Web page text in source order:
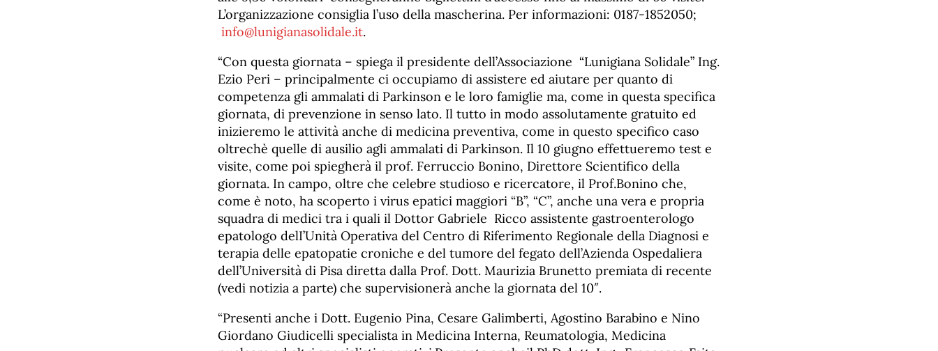
L’organizzazione consiglia l’uso della mascherina. Per informazioni: 0187-1852050;
info@lunigianasolidale.it.
“Con questa giornata – spiega il presidente dell’Associazione “Lunigiana Solidale” Ing.
Ezio Peri – principalmente ci occupiamo di assistere ed aiutare per quanto di
competenza gli ammalati di Parkinson e le loro famiglie ma, come in questa specifica
giornata, di prevenzione in senso lato. Il tutto in modo assolutamente gratuito ed
inizieremo le attività anche di medicina preventiva, come in questo specifico caso
oltrechè quelle di ausilio agli ammalati di Parkinson. Il 10 giugno effettueremo test e
visite, come poi spiegherà il prof. Ferruccio Bonino, Direttore Scientifico della
giornata. In campo, oltre che celebre studioso e ricercatore, il Prof.Bonino che,
come è noto, ha scoperto i virus epatici maggiori “B”, “C”, anche una vera e propria
squadra di medici tra i quali il Dottor Gabriele Ricco assistente gastroenterologo
epatologo delI’Unità Operativa del Centro di Riferimento Regionale della Diagnosi e
terapia delle epatopatie croniche e del tumore del fegato dell’Azienda Ospedaliera
dell’Università di Pisa diretta dalla Prof. Dott. Maurizia Brunetto premiata di recente
(vedi notizia a parte) che supervisionerà anche la giornata del 10″.
“Presenti anche i Dott. Eugenio Pina, Cesare Galimberti, Agostino Barabino e Nino
Giordano Giudicelli specialista in Medicina Interna, Reumatologia, Medicina